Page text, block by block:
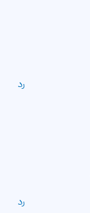
رد
رد